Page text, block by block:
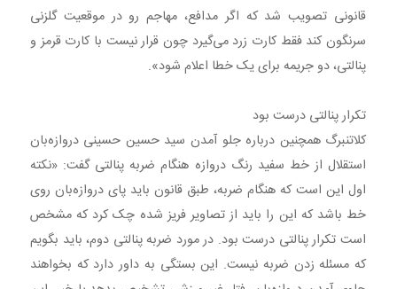
قانونی تصویب شد که اگر مدافع، مهاجم رو در موقعیت گلزنی
سرنگون کند فقط کارت زرد می‌گیرد چون قرار نیست با کارت قرمز و
پنالتی، دو جریمه برای یک خطا اعلام شود».
تکرار پنالتی درست بود
کلاتنبرگ همچنین درباره جلو آمدن سید حسین حسینی دروازه‌بان
استقلال از خط سفید رنگ دروازه هنگام ضربه پنالتی گفت: «نکته
اول این است که هنگام ضربه، طبق قانون باید پای دروازه‌بان روی
خط باشد که این را باید از تصاویر فریز شده چک کرد که مشخص
است تکرار پنالتی درست بود. در مورد ضربه پنالتی دوم، باید بگویم
که مسئله زدن ضربه نیست. این بستگی به داور دارد که بخواهند